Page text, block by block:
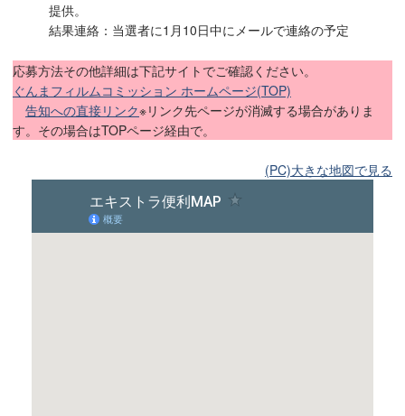
提供。
結果連絡：当選者に1月10日中にメールで連絡の予定
応募方法その他詳細は下記サイトでご確認ください。
ぐんまフィルムコミッション ホームページ(TOP)
告知への直接リンク※リンク先ページが消滅する場合がありま
す。その場合はTOPページ経由で。
(PC)大きな地図で見る